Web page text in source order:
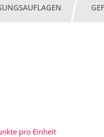
pro Einheit